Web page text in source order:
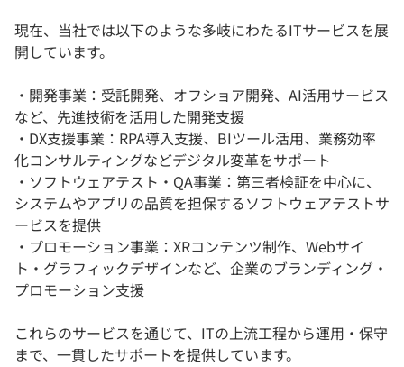
現在、当社では以下のような多岐にわたるITサービスを展
開しています。
・開発事業：受託開発、オフショア開発、AI活用サービス
など、先進技術を活用した開発支援
・DX支援事業：RPA導入支援、BIツール活用、業務効率
化コンサルティングなどデジタル変革をサポート
・ソフトウェアテスト・QA事業：第三者検証を中心に、
システムやアプリの品質を担保するソフトウェアテストサ
ービスを提供
・プロモーション事業：XRコンテンツ制作、Webサイ
ト・グラフィックデザインなど、企業のブランディング・
プロモーション支援
これらのサービスを通じて、ITの上流工程から運用・保守
まで、一貫したサポートを提供しています。